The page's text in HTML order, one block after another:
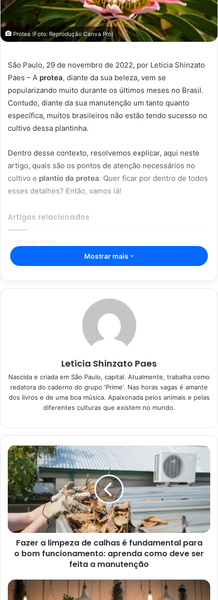
Protea (Foto: Reprodução Canva Pro)
São Paulo, 29 de novembro de 2022, por Leticia Shinzato
Paes – A protea, diante da sua beleza, vem se
popularizando muito durante os últimos meses no Brasil.
Contudo, diante da sua manutenção um tanto quanto
específica, muitos brasileiros não estão tendo sucesso no
cultivo dessa plantinha.
Dentro desse contexto, resolvemos explicar, aqui neste
artigo, quais são os pontos de atenção necessários no
cultivo e plantio da protea. Quer ficar por dentro de todos
esses detalhes? Então, vamos lá!
Artigos relacionados
Espada de São Jorge; com essas dicas
incríveis, sua planta vai durar mais;
Segredos da jardinagem para
iniciantes: não deixe as suas
plantinhas morrerem
08/01/2023
Protea: características e
curiosidades
31 de janeiro de 2022, pertence à famíliaProteaceaee
conta com, nada mais nada menos do que, mais de mil
espécies. Ou seja, é impossível não encontrar uma que
agrade o seu gosto pessoal.
Mostrar mais
Leticia Shinzato Paes
Nascida e criada em São Paulo, capital. Atualmente, trabalha como
redatora do caderno do grupo 'Prime'. Nas horas vagas é amante
dos livros e de uma boa música. Apaixonada pelos animais e pelas
diferentes culturas que existem no mundo.
Fazer a limpeza de calhas é fundamental para
o bom funcionamento: aprenda como deve ser
feita a manutenção